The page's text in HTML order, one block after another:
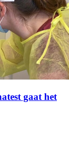
gaat het